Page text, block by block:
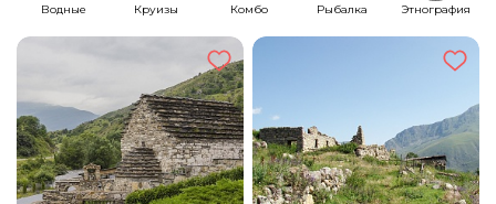
Водные Круизы Комбо Рыбалка Этнография